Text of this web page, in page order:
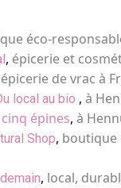
éco-
, épicerie et
épicerie de vrac à
local au bio , à
épines, à
Shop, boutique
, local,